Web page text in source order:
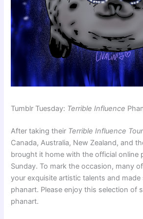
Tumblr Tuesday: Terrible Influence
After taking their Terrible Influence Tour
Canada, Australia, New Zealand, and
brought it home with the official online
Sunday. To mark the occasion, many
your exquisite artistic talents and made
phanart. Please enjoy this selection of
phanart.